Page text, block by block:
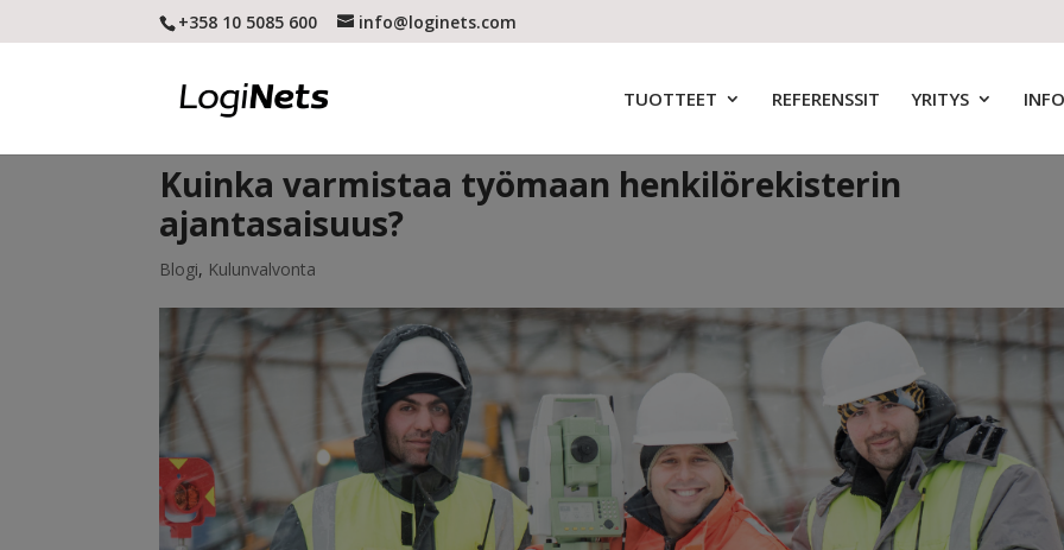
+358 10 5085 600 info@loginets.com
TUOTTEET REFERENSSIT YRITYS
Kuinka varmistaa työmaan henkilörekisterin
ajantasaisuus?
Blogi, Kulunvalvonta